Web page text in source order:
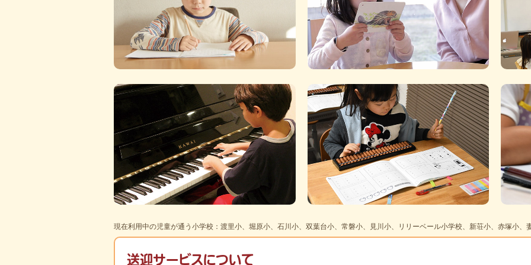
現在利用中の児童が通う小学校：渡里小、堀原小、石川小、双葉台小、常磐小、見川小、リリーベール小学校、新荘小、赤塚小、
送迎サービスについて